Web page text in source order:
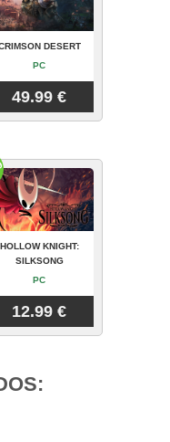
DESERT
PC
49.99 €
HOLLOW KNIGHT:
SILKSONG
PC
12.99 €